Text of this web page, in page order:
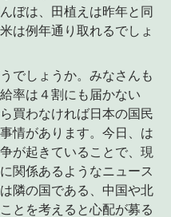
ぼは、田植えは昨年と同
は例年通り取れるでしょ
でしょうか。みなさんも
率は４割にも届かない
買わなければ日本の国民
情があります。今日、は
が起きていることで、現
関係あるようなニュース
隣の国である、中国や北
とを考えると心配が募る